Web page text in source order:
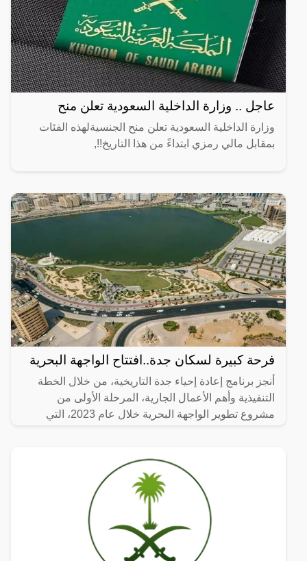
عاجل .. وزارة الداخلية السعودية تعلن منح
وزارة الداخلية السعودية تعلن منح الجنسيةلهذه الفئات
بمقابل مالي رمزي ابتداءً من هذا التاريخ!!,
فرحة كبيرة لسكان جدة..افتتاح الواجهة البحرية
أنجز برنامج إعادة إحياء جدة التاريخية، من خلال الخطة
التنفيذية وأهم الأعمال الجارية، المرحلة الأولى من
مشروع تطوير الواجهة البحرية خلال عام 2023، التي